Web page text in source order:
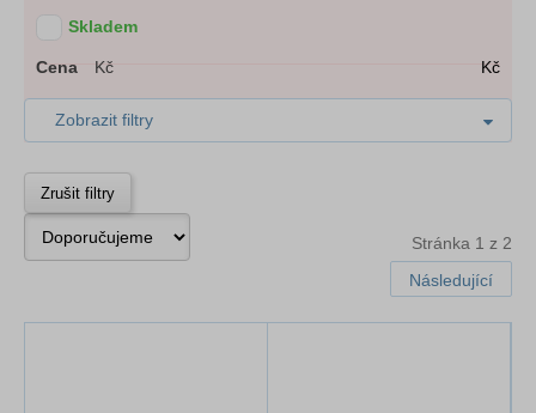
Skladem
Cena Kč Kč
Zobrazit filtry
Zrušit filtry
Stránka 1 z 2
Následující